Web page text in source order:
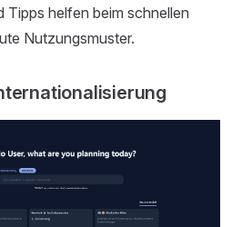
Tipps helfen beim schnellen
Nutzungsmuster.